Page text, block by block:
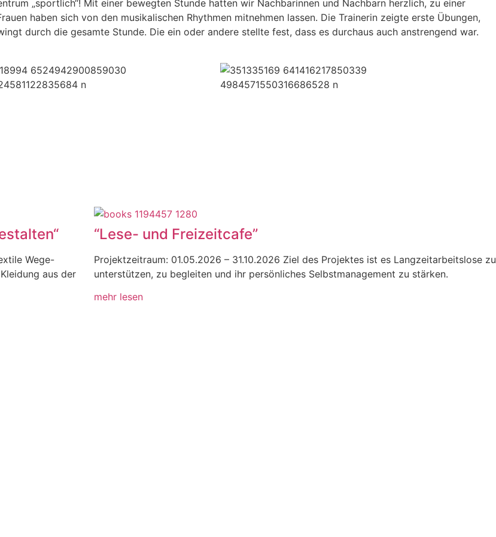
„sportlich“! Mit einer bewegten Stunde hatten wir Nachbarinnen und Nachbarn herzlich, zu einer
haben sich von den musikalischen Rhythmen mitnehmen lassen. Die Trainerin zeigte erste Übungen,
durch die gesamte Stunde. Die ein oder andere stellte fest, dass es durchaus auch anstrengend war.
Wege-
aus der
“Lese- und Freizeitcafe”
Projektzeitraum: 01.05.2026 – 31.10.2026 Ziel des Projektes ist es Langzeitarbeitslose zu
unterstützen, zu begleiten und ihr persönliches Selbstmanagement zu stärken.
mehr lesen